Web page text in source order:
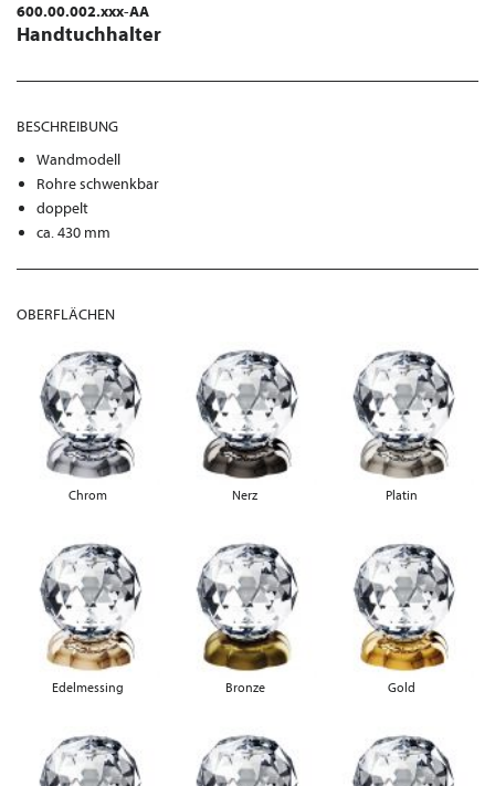
600.00.002.xxx-AA
Handtuchhalter
BESCHREIBUNG
Wandmodell
Rohre schwenkbar
doppelt
ca. 430 mm
OBERFLÄCHEN
Chrom Nerz Platin
Edelmessing Bronze Gold